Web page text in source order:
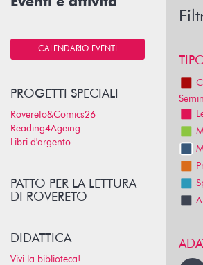
Eventi e attività
CALENDARIO EVENTI
PROGETTI SPECIALI
Rovereto&Comics26
Reading4Ageing
Libri d'argento
PATTO PER LA LETTURA
DI ROVERETO
DIDATTICA
Vivi la biblioteca!